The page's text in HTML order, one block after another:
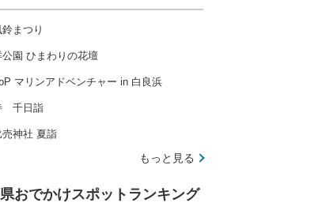
まつり
公園 ひまわりの花壇
マリンアドベンチャー in 白良浜
千日詣
神社 夏詣
もっと見る
おでかけスポットランキング